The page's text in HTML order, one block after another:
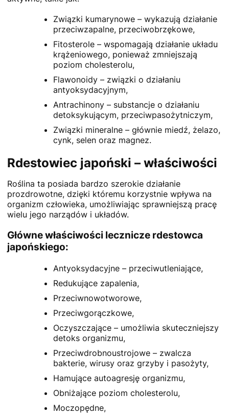
Związki kumarynowe – wykazują działanie
przeciwzapalne, przeciwobrzękowe,
Fitosterole – wspomagają działanie układu
krążeniowego, ponieważ zmniejszają
poziom cholesterolu,
Flawonoidy – związki o działaniu
antyoksydacyjnym,
Antrachinony – substancje o działaniu
detoksykującym, przeciwpasożytniczym,
Związki mineralne – głównie miedź, żelazo,
cynk, selen oraz magnez.
Rdestowiec japoński – właściwości
Roślina ta posiada bardzo szerokie działanie
prozdrowotne, dzięki któremu korzystnie wpływa na
organizm człowieka, umożliwiając sprawniejszą pracę
wielu jego narządów i układów.
Główne właściwości lecznicze rdestowca
japońskiego:
Antyoksydacyjne – przeciwutleniające,
Redukujące zapalenia,
Przeciwnowotworowe,
Przeciwgorączkowe,
Oczyszczające – umożliwia skuteczniejszy
detoks organizmu,
Przeciwdrobnoustrojowe – zwalcza
bakterie, wirusy oraz grzyby i pasożyty,
Hamujące autoagresję organizmu,
Obniżające poziom cholesterolu,
Moczopędne,